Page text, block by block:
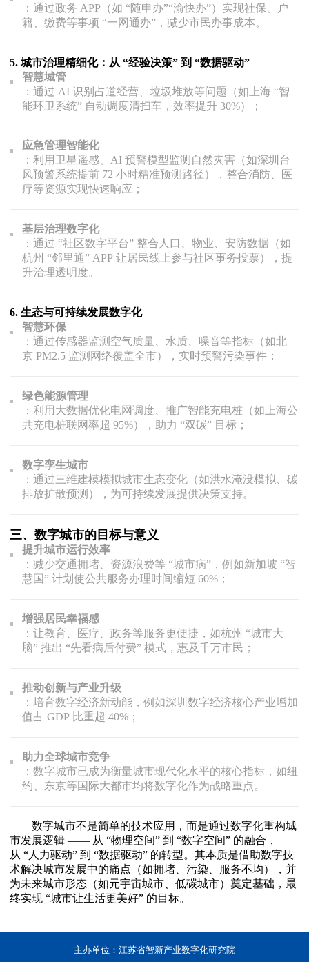
：通过政务 APP（如 “随申办”“渝快办”）实现社保、户
籍、缴费等事项 “一网通办”，减少市民办事成本。
5.城市治理精细化：从 “经验决策” 到 “数据驱动”
智慧城管
：通过 AI 识别占道经营、垃圾堆放等问题（如上海 “智
能环卫系统” 自动调度清扫车，效率提升 30%）；
应急管理智能化
：利用卫星遥感、AI 预警模型监测自然灾害（如深圳台
风预警系统提前 72 小时精准预测路径），整合消防、医
疗等资源实现快速响应；
基层治理数字化
：通过 “社区数字平台” 整合人口、物业、安防数据（如
杭州 “邻里通” APP 让居民线上参与社区事务投票），提
升治理透明度。
6.生态与可持续发展数字化
智慧环保
：通过传感器监测空气质量、水质、噪音等指标（如北
京 PM2.5 监测网络覆盖全市），实时预警污染事件；
绿色能源管理
：利用大数据优化电网调度、推广智能充电桩（如上海公
共充电桩联网率超 95%），助力 “双碳” 目标；
数字孪生城市
：通过三维建模模拟城市生态变化（如洪水淹没模拟、碳
排放扩散预测），为可持续发展提供决策支持。
三、数字城市的目标与意义
提升城市运行效率
：减少交通拥堵、资源浪费等 “城市病”，例如新加坡 “智
慧国” 计划使公共服务办理时间缩短 60%；
增强居民幸福感
：让教育、医疗、政务等服务更便捷，如杭州 “城市大
脑” 推出 “先看病后付费” 模式，惠及千万市民；
推动创新与产业升级
：培育数字经济新动能，例如深圳数字经济核心产业增加
值占 GDP 比重超 40%；
助力全球城市竞争
：数字城市已成为衡量城市现代化水平的核心指标，如纽
约、东京等国际大都市均将数字化作为战略重点。
数字城市不是简单的技术应用，而是通过数字化重构城
市发展逻辑 —— 从 “物理空间” 到 “数字空间” 的融合，
从 “人力驱动” 到 “数据驱动” 的转型。其本质是借助数字技
术解决城市发展中的痛点（如拥堵、污染、服务不均），并
为未来城市形态（如元宇宙城市、低碳城市）奠定基础，最
终实现 “城市让生活更美好” 的目标。
主办单位：江苏省智新产业数字化研究院